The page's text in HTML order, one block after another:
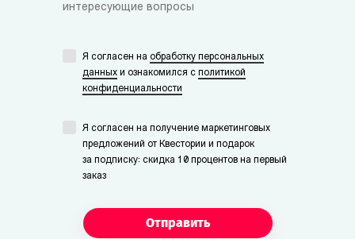
интересующие вопросы
Я согласен на обработку персональных
данных и ознакомился с политикой
конфиденциальности
Я согласен на получение маркетинговых
предложений от Квестории и подарок
за подписку: скидка 10 процентов на первый
заказ
Отправить